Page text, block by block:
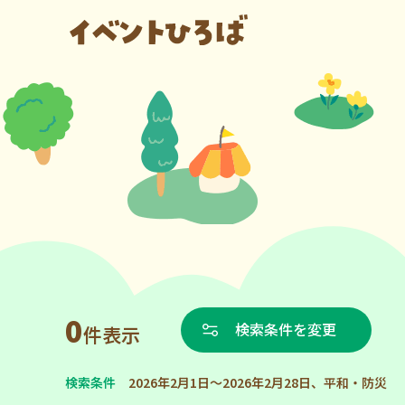
0件表示 検索条件を変更
検索条件 2026年2月1日～2026年2月28日、平和・防災